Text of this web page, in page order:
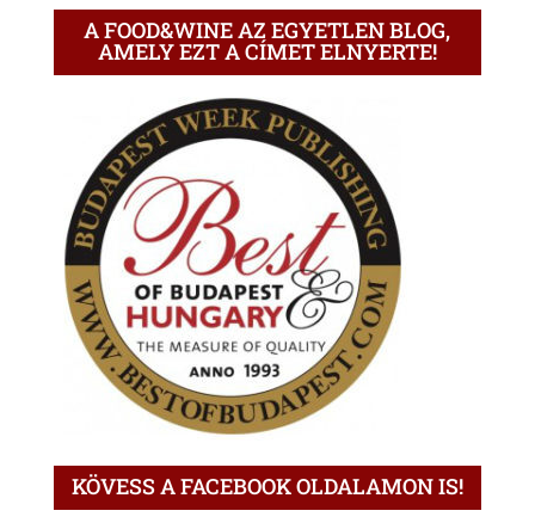
A FOOD&WINE AZ EGYETLEN BLOG,
AMELY EZT A CÍMET ELNYERTE!
KÖVESS A FACEBOOK OLDALAMON IS!